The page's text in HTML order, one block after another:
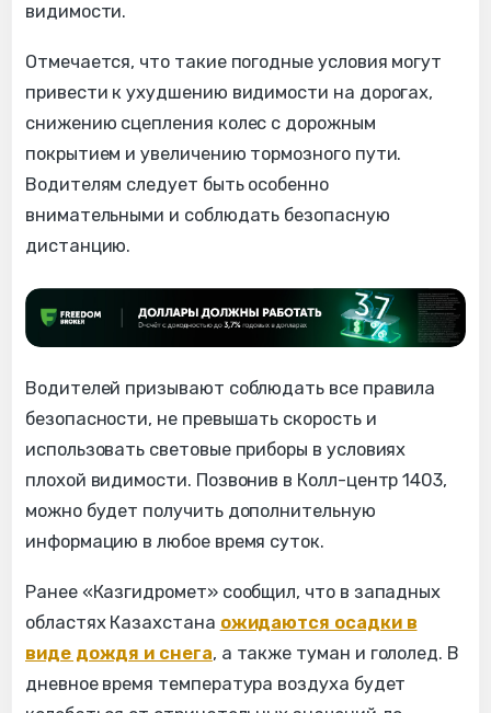
видимости.
Отмечается, что такие погодные условия могут
привести к ухудшению видимости на дорогах,
снижению сцепления колес с дорожным
покрытием и увеличению тормозного пути.
Водителям следует быть особенно
внимательными и соблюдать безопасную
дистанцию.
Водителей призывают соблюдать все правила
безопасности, не превышать скорость и
использовать световые приборы в условиях
плохой видимости. Позвонив в Колл-центр 1403,
можно будет получить дополнительную
информацию в любое время суток.
Ранее «Казгидромет» сообщил, что в западных
областях Казахстана ожидаются осадки в
виде дождя и снега, а также туман и гололед. В
дневное время температура воздуха будет